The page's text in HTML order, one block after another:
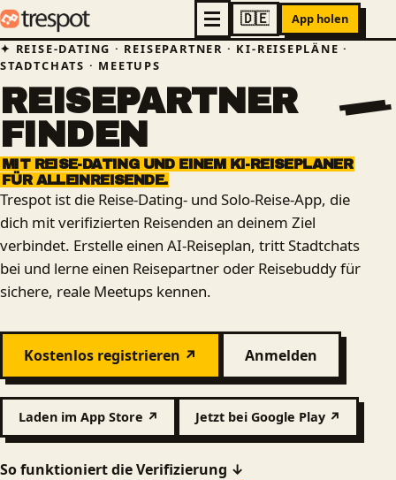
App holen
REISE-DATING · REISEPARTNER · KI-REISEPLÄNE ·
STADTCHATS · MEETUPS
REISEPARTNER
FINDEN
MIT REISE-DATING UND EINEM
KI-REISEPLANER
FÜR ALLEINREISENDE.
Trespot ist die Reise-Dating- und Solo-Reise-App, die
dich mit verifizierten Reisenden an deinem Ziel
verbindet. Erstelle einen AI-Reiseplan, tritt Stadtchats
bei und lerne einen Reisepartner oder Reisebuddy für
sichere, reale Meetups kennen.
Kostenlos registrieren ↗ Anmelden
Laden im App Store ↗ Jetzt bei Google Play ↗
So funktioniert die Verifizierung ↓